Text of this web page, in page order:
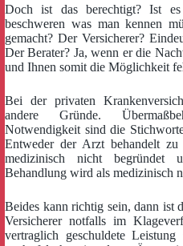
Doch ist das berechtigt? Ist
beschweren was man kennen
gemacht? Der Versicherer?
Der Berater? Ja, wenn er die
und Ihnen somit die Möglichkeit
Bei der privaten
andere Gründe.
Notwendigkeit sind die
Entweder der Arzt behandelt
medizinisch nicht
Behandlung wird als medizinisch
Beides kann richtig sein, dann ist
Versicherer notfalls im
vertraglich geschuldete